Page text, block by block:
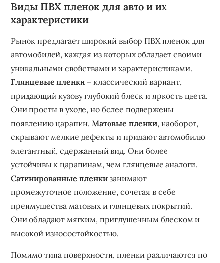
Виды ПВХ пленок для авто и их
характеристики
Рынок предлагает широкий выбор ПВХ пленок для
автомобилей, каждая из которых обладает своими
уникальными свойствами и характеристиками.
Глянцевые пленки – классический вариант,
придающий кузову глубокий блеск и яркость цвета.
Они просты в уходе, но более подвержены
появлению царапин.Матовые пленки, наоборот,
скрывают мелкие дефекты и придают автомобилю
элегантный, сдержанный вид. Они более
устойчивы к царапинам, чем глянцевые аналоги.
Сатинированные пленки занимают
промежуточное положение, сочетая в себе
преимущества матовых и глянцевых покрытий.
Они обладают мягким, приглушенным блеском и
высокой износостойкостью.
Помимо типа поверхности, пленки различаются по